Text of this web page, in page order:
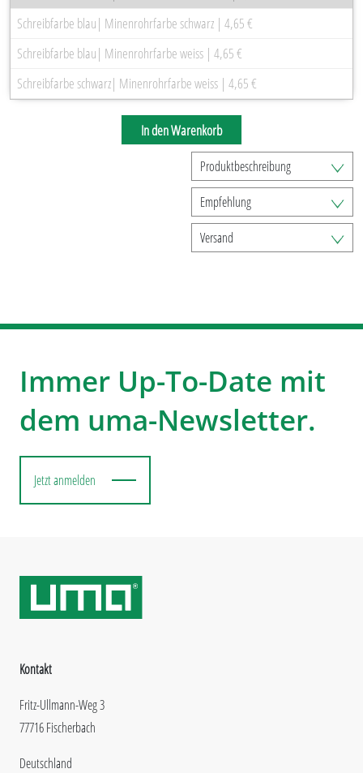
Schreibfarbe blau| Minenrohrfarbe schwarz | 4,65 €
Schreibfarbe blau| Minenrohrfarbe weiss | 4,65 €
Schreibfarbe schwarz| Minenrohrfarbe weiss | 4,65 €
In den Warenkorb
Produktbeschreibung
Empfehlung
Versand
Immer Up-To-Date mit
dem uma-Newsletter.
Jetzt anmelden
Kontakt
Fritz-Ullmann-Weg 3
77716 Fischerbach
Deutschland